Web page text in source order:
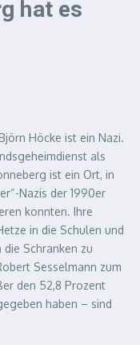
hat es
Höcke ist ein Nazi.
als
ist ein Ort, in
Nazis der 1990er
konnten. Ihre
in die Schulen und
Schranken zu
Sesselmann zum
den 52,8 Prozent
haben – sind